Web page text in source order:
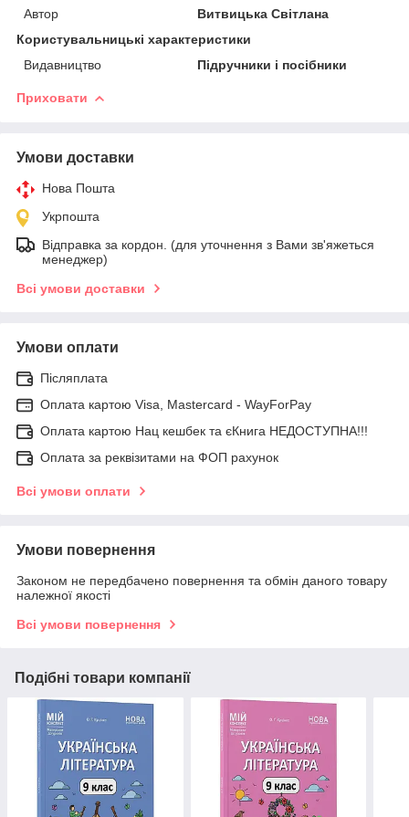
Автор
Витвицька Світлана
Користувальницькі характеристики
Видавництво
Підручники і посібники
Приховати
Умови доставки
Нова Пошта
Укрпошта
Відправка за кордон. (для уточнення з Вами зв'яжеться
менеджер)
Всі умови доставки
Умови оплати
Післяплата
Оплата картою Visa, Mastercard - WayForPay
Оплата картою Нац кешбек та єКнига НЕДОСТУПНА!!!
Оплата за реквізитами на ФОП рахунок
Всі умови оплати
Умови повернення
Законом не передбачено повернення та обмін даного товару
належної якості
Всі умови повернення
Подібні товари компанії